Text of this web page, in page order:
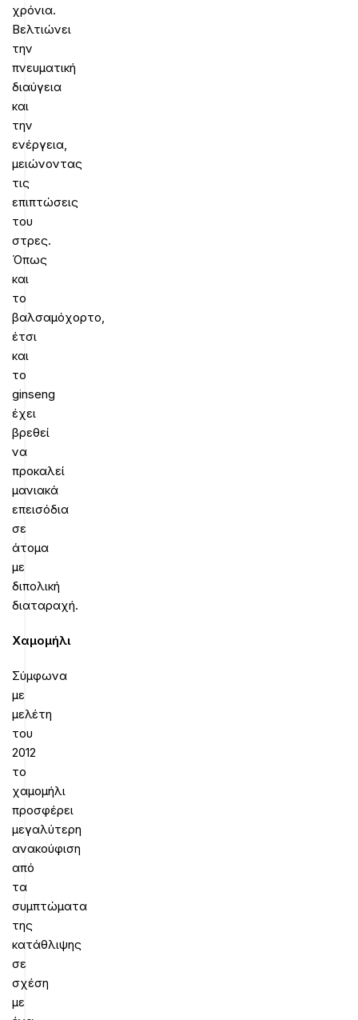
χρόνια.
Βελτιώνει
την
πνευματική
διαύγεια
και
την
ενέργεια,
μειώνοντας
τις
επιπτώσεις
του
στρες.
Όπως
και
το
βαλσαμόχορτο,
έτσι
και
το
ginseng
έχει
βρεθεί
να
προκαλεί
μανιακά
επεισόδια
σε
άτομα
με
διπολική
διαταραχή.
Χαμομήλι
Σύμφωνα
με
μελέτη
του
2012
το
χαμομήλι
προσφέρει
μεγαλύτερη
ανακούφιση
από
τα
συμπτώματα
της
κατάθλιψης
σε
σχέση
με